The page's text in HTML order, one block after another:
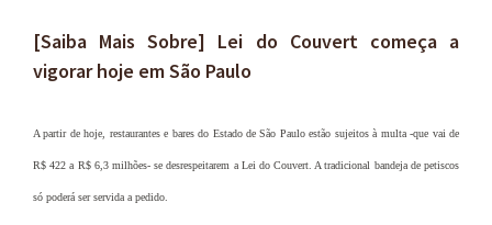
[Saiba Mais Sobre] Lei do Couvert começa a
vigorar hoje em São Paulo
A partir de hoje, restaurantes e bares do Estado de São Paulo estão sujeitos à multa -que vai de
R$ 422 a R$ 6,3 milhões- se desrespeitarem a Lei do Couvert. A tradicional bandeja de petiscos
só poderá ser servida a pedido.